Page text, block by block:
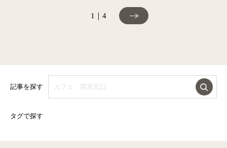
1｜4
記事を探す
タグで探す